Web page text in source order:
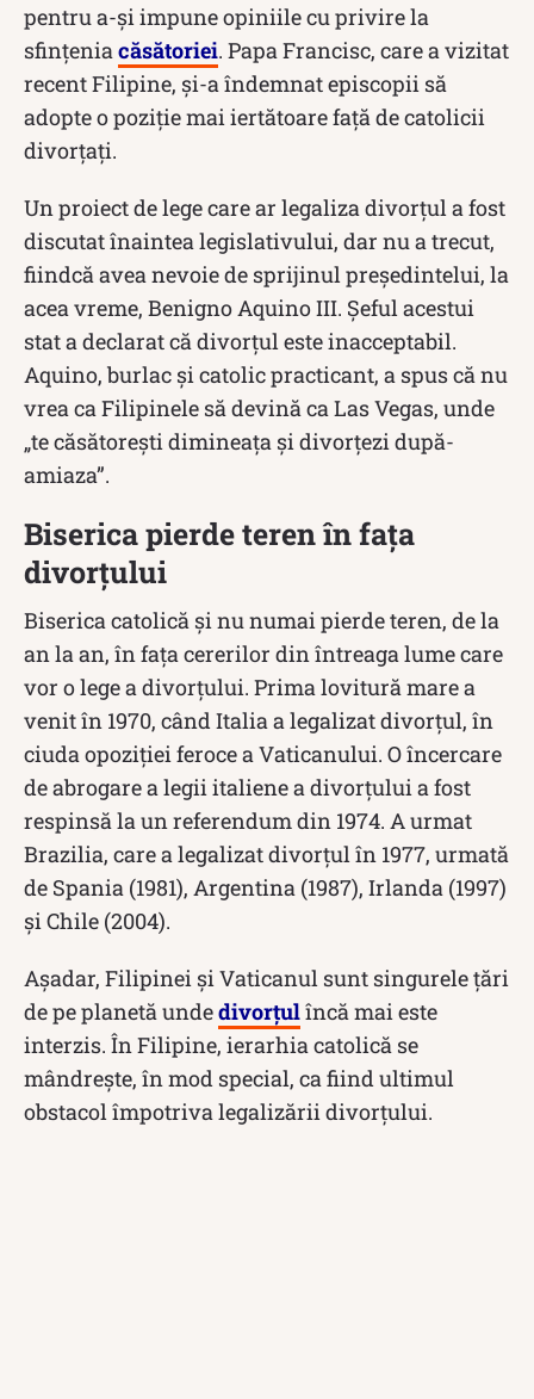
pentru a-și impune opiniile cu privire la
sfințenia căsătoriei. Papa Francisc, care a vizitat
recent Filipine, și-a îndemnat episcopii să
adopte o poziție mai iertătoare față de catolicii
divorțați.
Un proiect de lege care ar legaliza divorțul a fost
discutat înaintea legislativului, dar nu a trecut,
fiindcă avea nevoie de sprijinul președintelui, la
acea vreme, Benigno Aquino III. Șeful acestui
stat a declarat că divorțul este inacceptabil.
Aquino, burlac și catolic practicant, a spus că nu
vrea ca Filipinele să devină ca Las Vegas, unde
„te căsătorești dimineața și divorțezi după-
amiaza”.
Biserica pierde teren în fața
divorțului
Biserica catolică și nu numai pierde teren, de la
an la an, în fața cererilor din întreaga lume care
vor o lege a divorțului. Prima lovitură mare a
venit în 1970, când Italia a legalizat divorțul, în
ciuda opoziției feroce a Vaticanului. O încercare
de abrogare a legii italiene a divorțului a fost
respinsă la un referendum din 1974. A urmat
Brazilia, care a legalizat divorțul în 1977, urmată
de Spania (1981), Argentina (1987), Irlanda (1997)
și Chile (2004).
Așadar, Filipinei și Vaticanul sunt singurele țări
de pe planetă undedivorțulîncă mai este
interzis. În Filipine, ierarhia catolică se
mândrește, în mod special, ca fiind ultimul
obstacol împotriva legalizării divorțului.